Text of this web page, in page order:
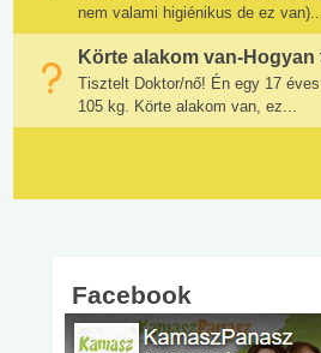
nem valami higiénikus de ez van)...
Körte alakom van-
Tisztelt Doktor/nő! Én egy 17
105 kg. Körte alakom van, ez...
Facebook